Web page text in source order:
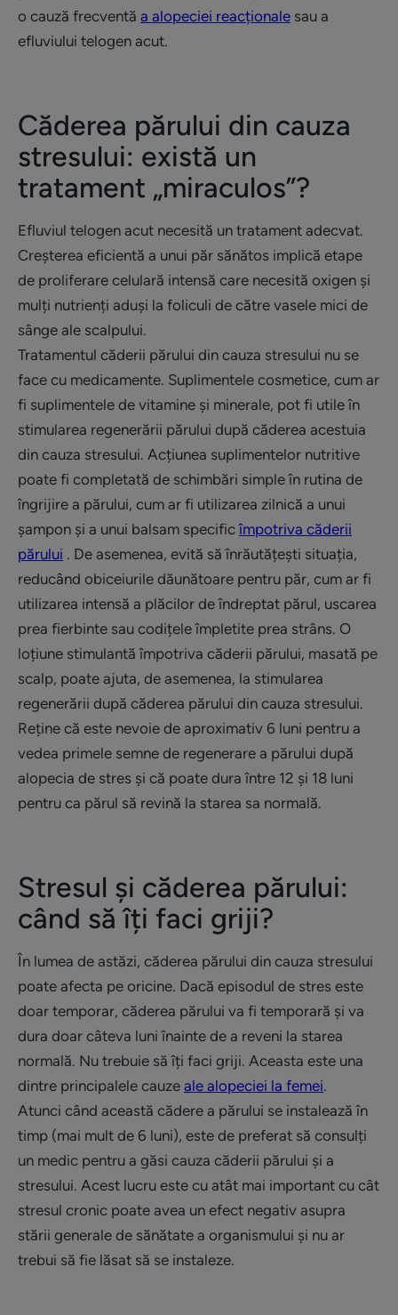
o cauză frecventă a alopeciei reacționale sau a
efluviului telogen acut.
Căderea părului din cauza
stresului: există un
tratament „miraculos”?
Efluviul telogen acut necesită un tratament adecvat.
Creșterea eficientă a unui păr sănătos implică etape
de proliferare celulară intensă care necesită oxigen și
mulți nutrienți aduși la foliculi de către vasele mici de
sânge ale scalpului.
Tratamentul căderii părului din cauza stresului nu se
face cu medicamente. Suplimentele cosmetice, cum ar
fi suplimentele de vitamine și minerale, pot fi utile în
stimularea regenerării părului după căderea acestuia
din cauza stresului. Acțiunea suplimentelor nutritive
poate fi completată de schimbări simple în rutina de
îngrijire a părului, cum ar fi utilizarea zilnică a unui
șampon și a unui balsam specificîmpotriva căderii
părului . De asemenea, evită să înrăutățești situația,
reducând obiceiurile dăunătoare pentru păr, cum ar fi
utilizarea intensă a plăcilor de îndreptat părul, uscarea
prea fierbinte sau codițele împletite prea strâns. O
loțiune stimulantă împotriva căderii părului, masată pe
scalp, poate ajuta, de asemenea, la stimularea
regenerării după căderea părului din cauza stresului.
Reține că este nevoie de aproximativ 6 luni pentru a
vedea primele semne de regenerare a părului după
alopecia de stres și că poate dura între 12 și 18 luni
pentru ca părul să revină la starea sa normală.
Stresul și căderea părului:
când să îți faci griji?
În lumea de astăzi, căderea părului din cauza stresului
poate afecta pe oricine. Dacă episodul de stres este
doar temporar, căderea părului va fi temporară și va
dura doar câteva luni înainte de a reveni la starea
normală. Nu trebuie să îți faci griji. Aceasta este una
dintre principalele cauze ale alopeciei la femei.
Atunci când această cădere a părului se instalează în
timp (mai mult de 6 luni), este de preferat să consulți
un medic pentru a găsi cauza căderii părului și a
stresului. Acest lucru este cu atât mai important cu cât
stresul cronic poate avea un efect negativ asupra
stării generale de sănătate a organismului și nu ar
trebui să fie lăsat să se instaleze.